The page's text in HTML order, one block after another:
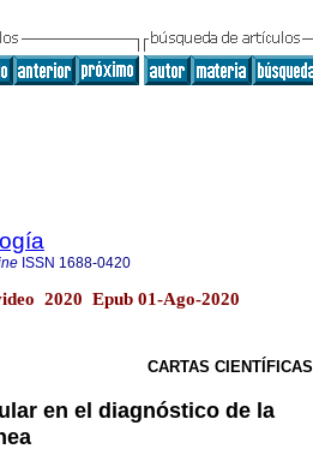
ISSN 1688-0420
2020 Epub 01-Ago-2020
CARTAS CIENTÍFICAS
en el diagnóstico de la